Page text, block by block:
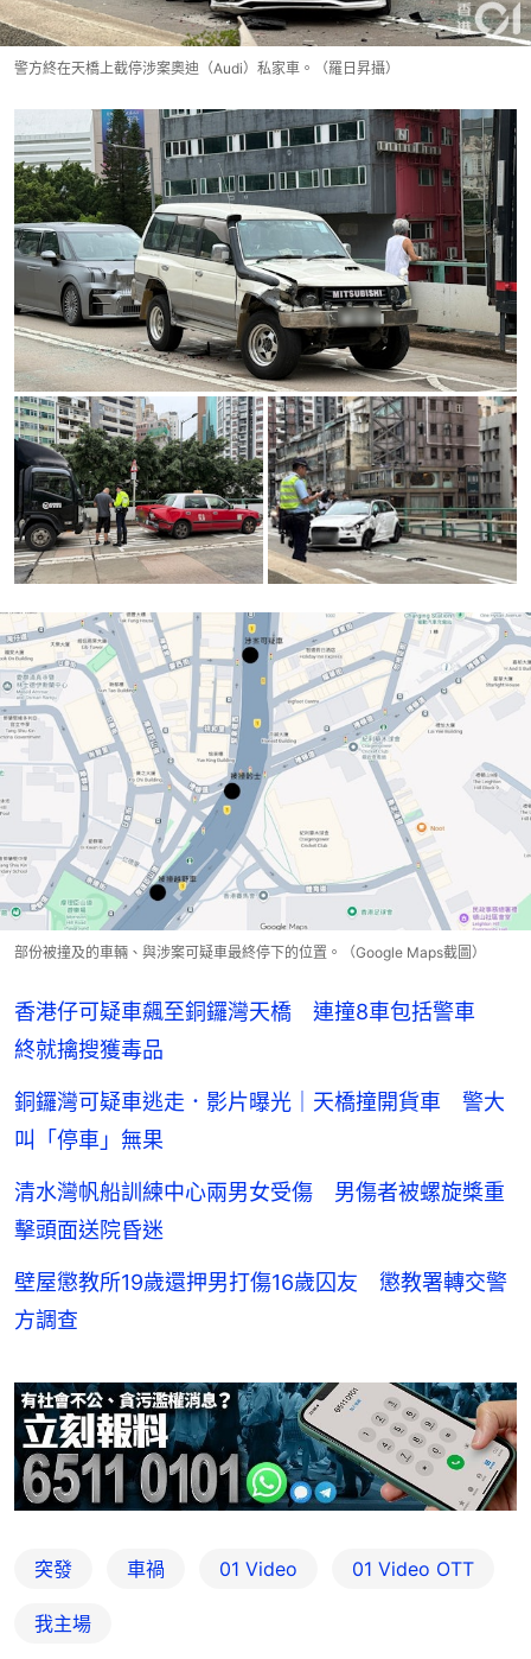
警方終在天橋上截停涉案奧迪（Audi）私家車。（羅日昇攝）
部份被撞及的車輛、與涉案可疑車最終停下的位置。（Google Maps截圖）
香港仔可疑車飆至銅鑼灣天橋 連撞8車包括警車
終就擒搜獲毒品
銅鑼灣可疑車逃走．影片曝光｜天橋撞開貨車 警大
叫「停車」無果
清水灣帆船訓練中心兩男女受傷 男傷者被螺旋槳重
擊頭面送院昏迷
壁屋懲教所19歲還押男打傷16歲囚友 懲教署轉交警
方調查
突發 車禍 01 Video 01‌ ‌Video‌ ‌OTT
我主場